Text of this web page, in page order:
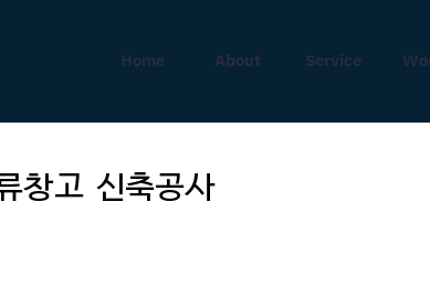
Home About Service
창고 신축공사